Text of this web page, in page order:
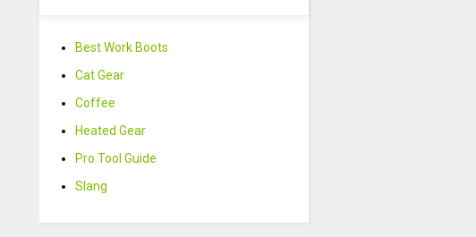
Best Work Boots
Cat Gear
Coffee
Heated Gear
Pro Tool Guide
Slang